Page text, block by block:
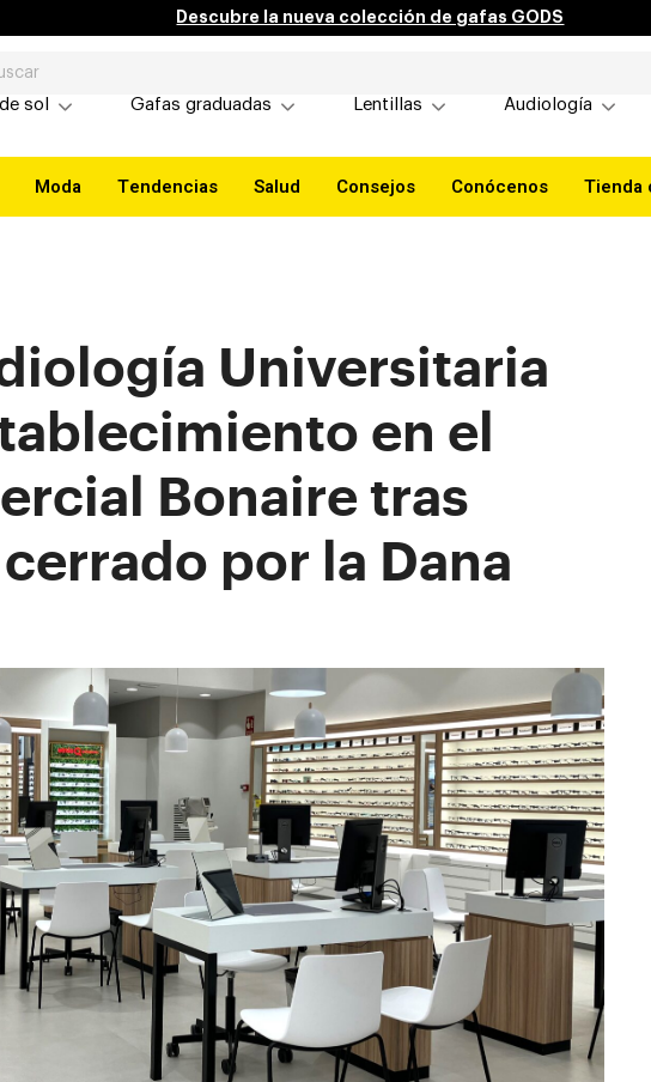
Descubre la nueva colección de gafas GODS
sol Gafas graduadas Lentillas Audiología
Moda Tendencias Salud Consejos Conócenos Tienda
Universitaria
en el
Bonaire tras
por la Dana